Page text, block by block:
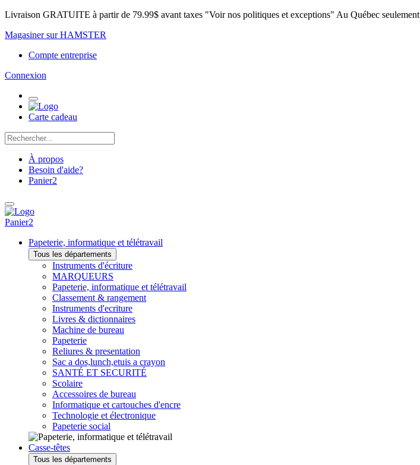
Livraison GRATUITE à partir de 79.99$ avant taxes "Voir nos politiques et exceptions" Au Québec seulement
Magasiner sur HAMSTER
Compte entreprise
Connexion
Carte cadeau
À propos
Besoin d'aide?
Panier2
Panier2
Papeterie, informatique et télétravail
Tous les départements
Instruments d'écriture
MARQUEURS
Papeterie, informatique et télétravail
Classement & rangement
Instruments d'ecriture
Livres & dictionnaires
Machine de bureau
Papeterie
Reliures & presentation
Sac a dos,lunch,etuis a crayon
SANTÉ ET SECURITÉ
Scolaire
Accessoires de bureau
Informatique et cartouches d'encre
Technologie et électronique
Papeterie social
Casse-têtes
Tous les départements